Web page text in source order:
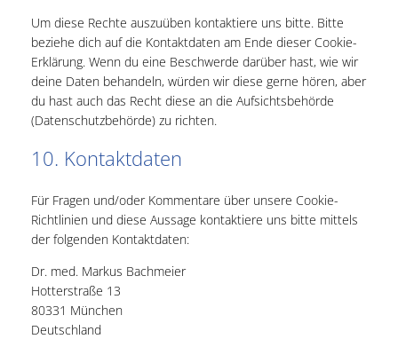
Um diese Rechte auszuüben kontaktiere uns bitte. Bitte
beziehe dich auf die Kontaktdaten am Ende dieser Cookie-
Erklärung. Wenn du eine Beschwerde darüber hast, wie wir
deine Daten behandeln, würden wir diese gerne hören, aber
du hast auch das Recht diese an die Aufsichtsbehörde
(Datenschutzbehörde) zu richten.
10. Kontaktdaten
Für Fragen und/oder Kommentare über unsere Cookie-
Richtlinien und diese Aussage kontaktiere uns bitte mittels
der folgenden Kontaktdaten:
Dr. med. Markus Bachmeier
Hotterstraße 13
80331 München
Deutschland